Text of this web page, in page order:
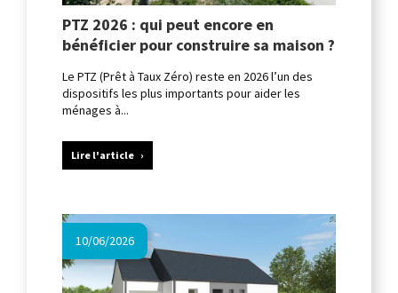
PTZ 2026 : qui peut encore en
bénéficier pour construire sa maison ?
Le PTZ (Prêt à Taux Zéro) reste en 2026 l’un des
dispositifs les plus importants pour aider les
ménages à...
Lire l'article
10/06/2026